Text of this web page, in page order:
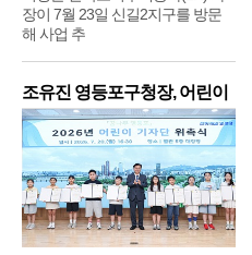
장이 7월 23일 신길2지구를 방문
해 사업 추
조유진 영등포구청장, 어린이
기